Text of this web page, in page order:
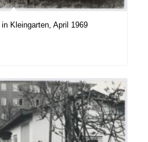
Kleingarten, April 1969